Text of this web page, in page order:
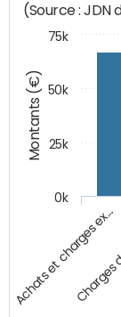
Montants (€)
(Source : JDN
Achats et charges ex…
0k
25k
50k
75k